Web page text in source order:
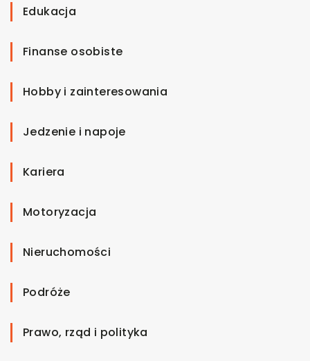
Edukacja
Finanse osobiste
Hobby i zainteresowania
Jedzenie i napoje
Kariera
Motoryzacja
Nieruchomości
Podróże
Prawo, rząd i polityka